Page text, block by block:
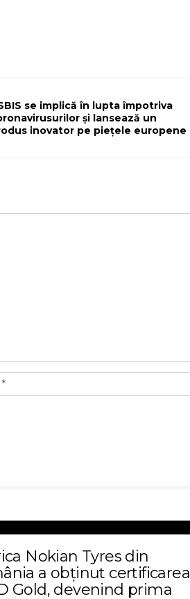
se implică în lupta împotriva
și lansează un
inovator pe piețele europene
Nokian Tyres din
a obținut certificarea
Gold, devenind prima